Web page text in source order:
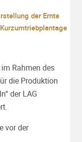
der Ernte
Rahmen des
die Produktion
der LAG
vor der